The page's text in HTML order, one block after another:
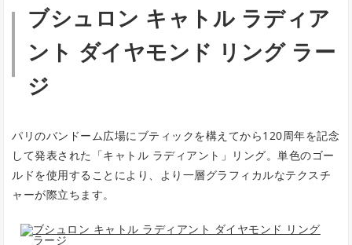
ブシュロン キャトル ラディア
ント ダイヤモンド リング ラー
ジ
パリのバンドーム広場にブティックを構えてから120周年を記念
して発表された「キャトル ラディアント」リング。単色のゴー
ルドを使用することにより、より一層グラフィカルなテクスチ
ャーが際立ちます。